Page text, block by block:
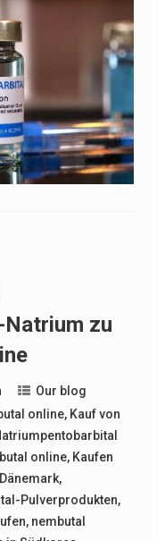
zu
Our blog
online, Kauf von
online, Kaufen
,
Pulverprodukten,
, nembutal